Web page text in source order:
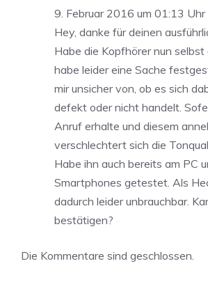
9. Februar 2016 um 01:13 Uhr
Hey, danke für deinen
Habe die Kopfhörer nun selbst
habe leider eine Sache
mir unsicher von, ob es sich
defekt oder nicht handelt.
Anruf erhalte und diesem
verschlechtert sich die
Habe ihn auch bereits am PC
Smartphones getestet. Als
dadurch leider unbrauchbar.
bestätigen?
Die Kommentare sind geschlossen.